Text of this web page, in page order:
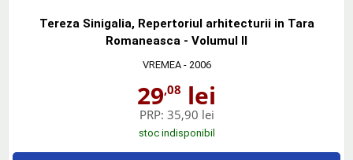
Tereza Sinigalia, Repertoriul arhitecturii in Tara
Romaneasca - Volumul II
VREMEA- 2006
29,08 lei
PRP: 35,90 lei
stoc indisponibil